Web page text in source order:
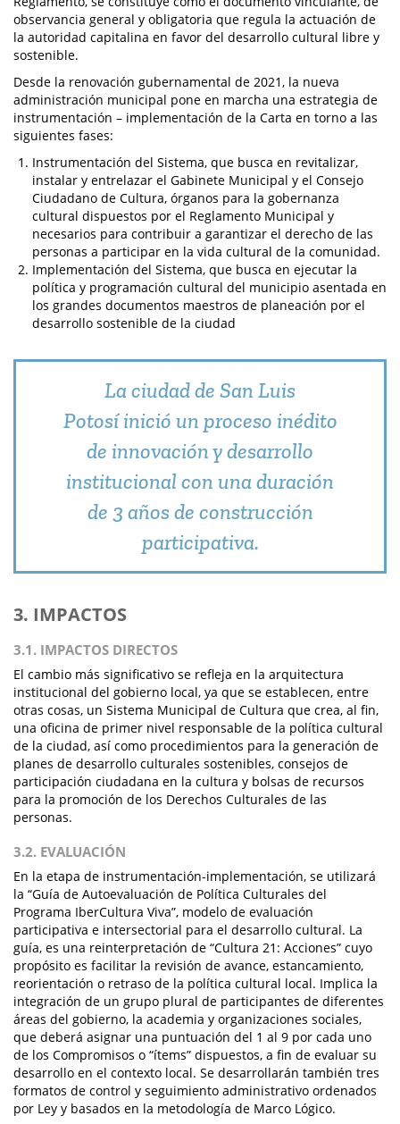
observancia general y obligatoria que regula la actuación de
la autoridad capitalina en favor del desarrollo cultural libre y
sostenible.
Desde la renovación gubernamental de 2021, la nueva
administración municipal pone en marcha una estrategia de
instrumentación – implementación de la Carta en torno a las
siguientes fases:
Instrumentación del Sistema, que busca en revitalizar,
instalar y entrelazar el Gabinete Municipal y el Consejo
Ciudadano de Cultura, órganos para la gobernanza
cultural dispuestos por el Reglamento Municipal y
necesarios para contribuir a garantizar el derecho de las
personas a participar en la vida cultural de la comunidad.
Implementación del Sistema, que busca en ejecutar la
política y programación cultural del municipio asentada en
los grandes documentos maestros de planeación por el
desarrollo sostenible de la ciudad
La ciudad de San Luis
Potosí inició un proceso inédito
de innovación y desarrollo
institucional con una duración
de 3 años de construcción
participativa.
3. IMPACTOS
3.1. IMPACTOS DIRECTOS
El cambio más significativo se refleja en la arquitectura
institucional del gobierno local, ya que se establecen, entre
otras cosas, un Sistema Municipal de Cultura que crea, al fin,
una oficina de primer nivel responsable de la política cultural
de la ciudad, así como procedimientos para la generación de
planes de desarrollo culturales sostenibles, consejos de
participación ciudadana en la cultura y bolsas de recursos
para la promoción de los Derechos Culturales de las
personas.
3.2. EVALUACIÓN
En la etapa de instrumentación-implementación, se utilizará
la “Guía de Autoevaluación de Política Culturales del
Programa IberCultura Viva”, modelo de evaluación
participativa e intersectorial para el desarrollo cultural. La
guía, es una reinterpretación de “Cultura 21: Acciones” cuyo
propósito es facilitar la revisión de avance, estancamiento,
reorientación o retraso de la política cultural local. Implica la
integración de un grupo plural de participantes de diferentes
áreas del gobierno, la academia y organizaciones sociales,
que deberá asignar una puntuación del 1 al 9 por cada uno
de los Compromisos o “ítems” dispuestos, a fin de evaluar su
desarrollo en el contexto local. Se desarrollarán también tres
formatos de control y seguimiento administrativo ordenados
por Ley y basados en la metodología de Marco Lógico.